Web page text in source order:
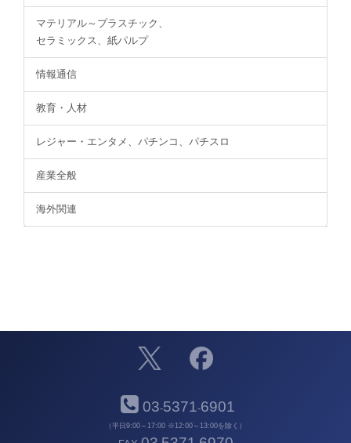
マテリアル～プラスチック、
セラミックス、紙パルプ
情報通信
教育・人材
レジャー・エンタメ、パチンコ、パチスロ
産業全般
海外関連
03-5371-6901
（平日9:00～17:00 ※12:00～13:00を除く）